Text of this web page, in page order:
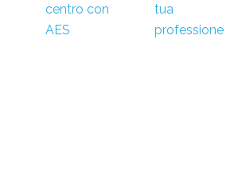
centro con
AES
tua
professione